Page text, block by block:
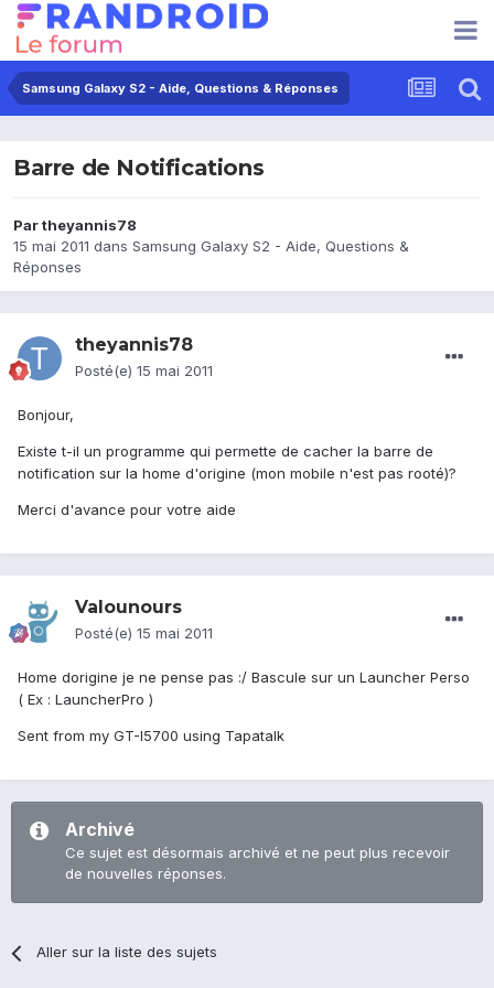
Samsung Galaxy S2 - Aide, Questions & Réponses
Barre de Notifications
Partheyannis78
15 mai 2011 dans Samsung Galaxy S2 - Aide, Questions &
Réponses
theyannis78
Posté(e) 15 mai 2011
Bonjour,
Existe t-il un programme qui permette de cacher la barre de
notification sur la home d'origine (mon mobile n'est pas rooté)?
Merci d'avance pour votre aide
Valounours
Posté(e) 15 mai 2011
Home dorigine je ne pense pas :/ Bascule sur un Launcher Perso
( Ex : LauncherPro )
Sent from my GT-I5700 using Tapatalk
Archivé
Ce sujet est désormais archivé et ne peut plus recevoir
de nouvelles réponses.
Aller sur la liste des sujets